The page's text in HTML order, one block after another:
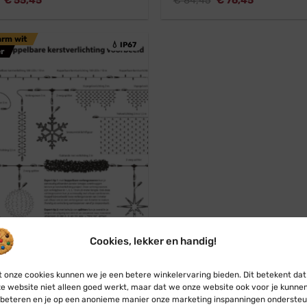
Cookies, lekker en handig!
onze cookies kunnen we je een betere winkelervaring bieden. Dit betekent dat
website niet alleen goed werkt, maar dat we onze website ook voor je
en je op een anonieme manier onze marketing inspanningen
💧 IP67
Professioneel
wit
clusterverlichting ·
wit · 120 LED lampjes ·